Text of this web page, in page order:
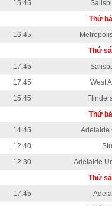
15:45
Thứ
16:45
Thứ
17:45
17:45
West
15:45
Thứ
14:45
Adelaide
12:40
12:30
Adelaide
Thứ
17:45